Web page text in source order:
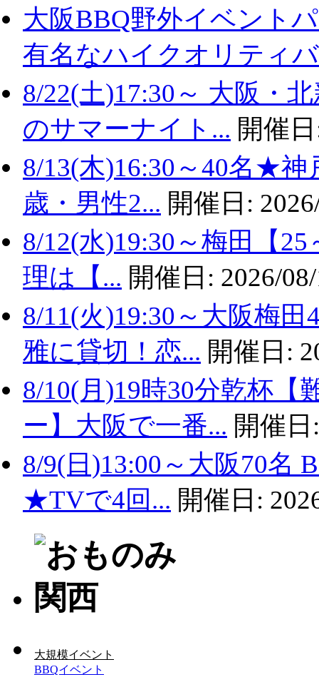
大阪BBQ野外イベント
有名なハイクオリティ
8/22(土)17:30～ 大阪・
のサマーナイト... 開催
8/13(木)16:30～40名★神
歳・男性2... 開催日:
8/12(水)19:30～梅田【
理は【... 開催日: 2026/
8/11(火)19:30～大阪梅
雅に貸切！恋... 開催日:
8/10(月)19時30分乾杯【
ー】大阪で一番... 開催
8/9(日)13:00～大阪70名
★TVで4回... 開催日:
大規模イベント
BBQイベント